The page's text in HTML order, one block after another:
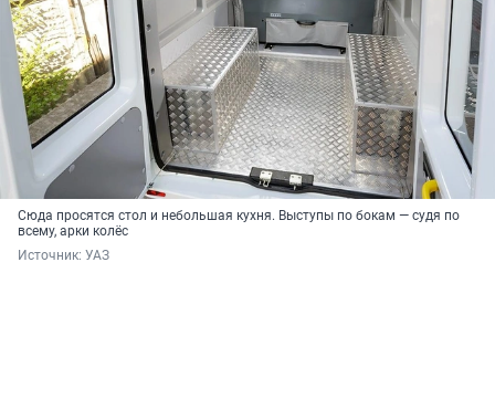
Сюда просятся стол и небольшая кухня. Выступы по бокам — судя по
всему, арки колёс
Источник: УАЗ